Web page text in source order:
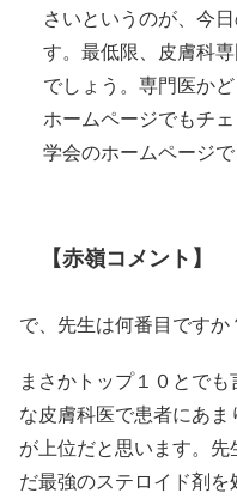
さいというのが、今
す。最低限、皮膚科
でしょう。専門医か
ホームページでもチ
学会のホームページ
【赤嶺コメント】
で、先生は何番目ですか
まさかトップ１０とで
な皮膚科医で患者にあ
が上位だと思います。
だ最強のステロイド剤